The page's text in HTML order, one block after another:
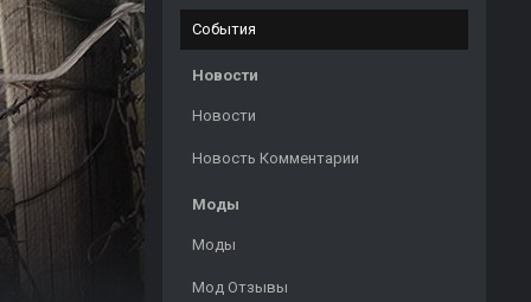
События
Новости
Новости
Новость Комментарии
Моды
Моды
Мод Отзывы